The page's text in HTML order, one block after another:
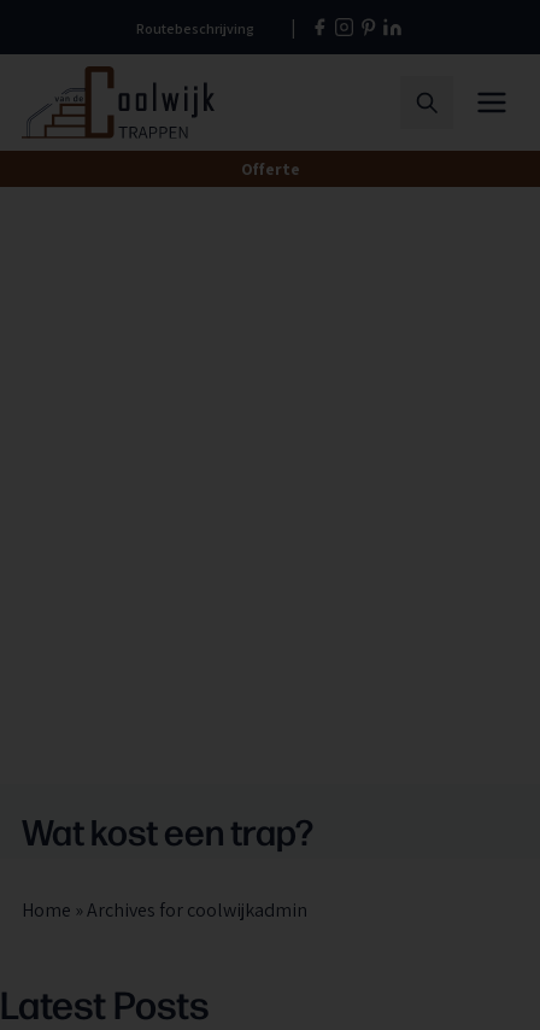
Routebeschrijving
Zoeken
Offerte
Menu
Wat kost een trap?
Home »Archives for coolwijkadmin
Latest Posts